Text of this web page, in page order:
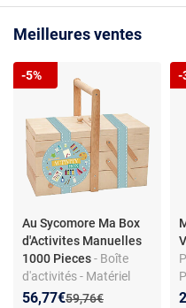
Meilleures ventes
Au Sycomore Ma Box
d'Activites Manuelles
1000 Pieces- Boîte
d'activités - Matériel
créatif divers - Plus de
Ancien prix :
59,76€
Nouveau prix :
56,77€
Réduction de :
-5% -